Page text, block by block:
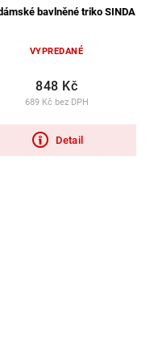
bavlněné triko SINDA
VYPREDANÉ
689 Kč bez DPH
848 Kč
Detail